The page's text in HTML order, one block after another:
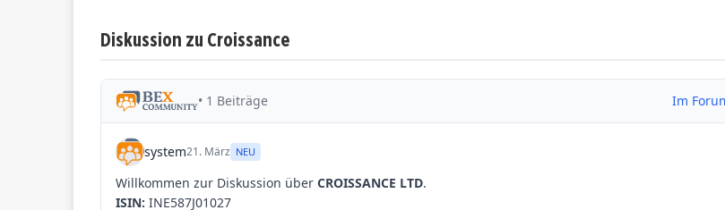
Diskussion zu Croissance